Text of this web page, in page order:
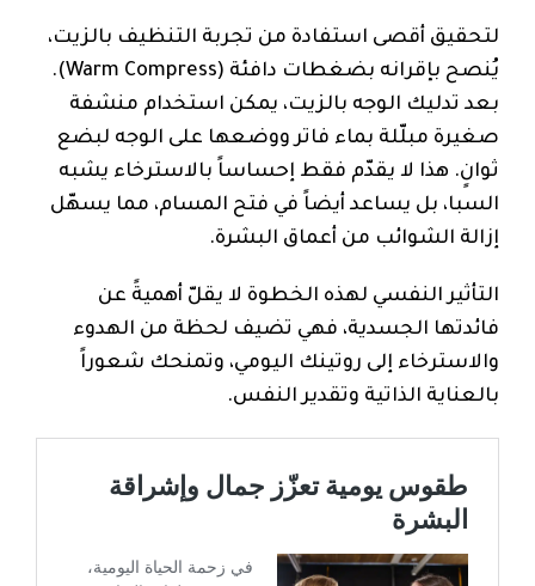
لتحقيق أقصى استفادة من تجربة التنظيف بالزيت،
يُنصح بإقرانه بضغطات دافئة (Warm Compress).
بعد تدليك الوجه بالزيت، يمكن استخدام منشفة
صغيرة مبلّلة بماء فاتر ووضعها على الوجه لبضع
ثوانٍ. هذا لا يقدّم فقط إحساساً بالاسترخاء يشبه
السبا، بل يساعد أيضاً في فتح المسام، مما يسهّل
إزالة الشوائب من أعماق البشرة.
التأثير النفسي لهذه الخطوة لا يقلّ أهميةً عن
فائدتها الجسدية، فهي تضيف لحظة من الهدوء
والاسترخاء إلى روتينك اليومي، وتمنحك شعوراً
بالعناية الذاتية وتقدير النفس.